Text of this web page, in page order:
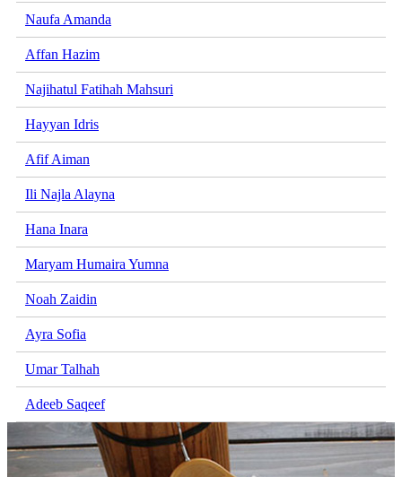
Naufa Amanda
Affan Hazim
Najihatul Fatihah Mahsuri
Hayyan Idris
Afif Aiman
Ili Najla Alayna
Hana Inara
Maryam Humaira Yumna
Noah Zaidin
Ayra Sofia
Umar Talhah
Adeeb Saqeef